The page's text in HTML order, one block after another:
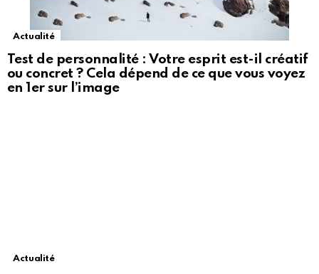
Actualité
Test de personnalité : Votre esprit est-il créatif
ou concret ? Cela dépend de ce que vous voyez
en 1er sur l’image
Actualité